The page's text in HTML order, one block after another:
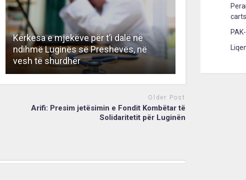
Kërkesa e mjekëve për t’i dalë në
ndihmë Luginës së Preshevës, në
vesh të shurdhër
Older Post
Arifi: Presim jetësimin e Fondit Kombëtar të
Solidaritetit për Luginën